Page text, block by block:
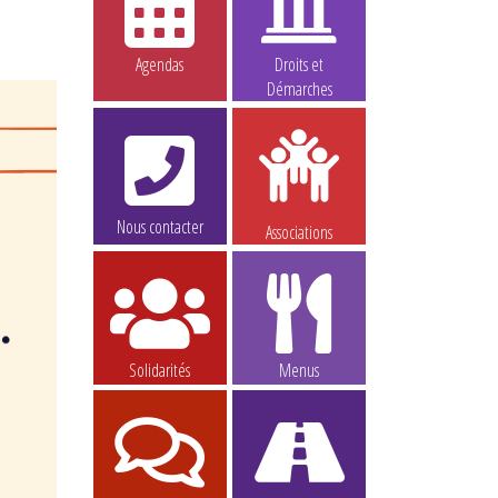
Agendas
Droits et
Démarches
Nous contacter Associations
Solidarités Menus